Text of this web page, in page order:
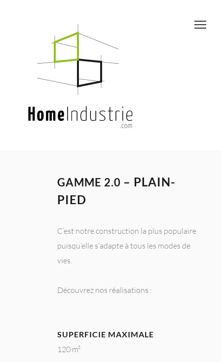
GAMME 2.0 – PLAIN-
PIED
C’est notre construction la plus populaire
puisqu’elle s’adapte à tous les modes de
vies.
Découvrez nos réalisations :
SUPERFICIE MAXIMALE
120 m²